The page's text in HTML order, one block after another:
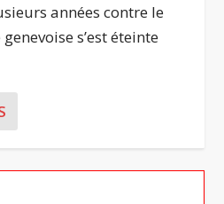
années contre le
s’est éteinte